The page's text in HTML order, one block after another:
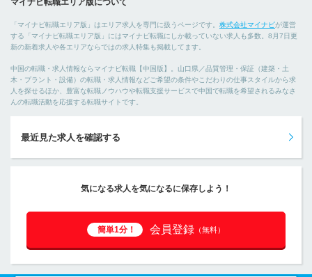
マイナビ転職エリア版について
「マイナビ転職エリア版」はエリア求人を専門に扱うページです。 株式会社マイナビが運営
する「マイナビ転職エリア版」にはマイナビ転職にしか載っていない求人も多数。8月7日更
新の新着求人や各エリアならではの求人特集も掲載してます。
中国の転職・求人情報ならマイナビ転職【中国版】。山口県／品質管理・保証（建築・土
木・プラント・設備）の転職・求人情報などご希望の条件やこだわりの仕事スタイルから求
人を探せるほか、豊富な転職ノウハウや転職支援サービスで中国で転職を希望されるみなさ
んの転職活動を応援する転職サイトです。
最近見た求人を確認する
気になる求人を気になるに保存しよう！
簡単1分！ 会員登録 （無料）